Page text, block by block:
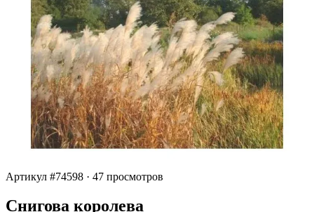
Артикул #74598 · 47 просмотров
Снигова королева